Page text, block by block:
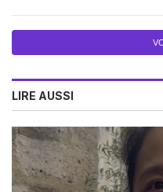
LIRE AUSSI